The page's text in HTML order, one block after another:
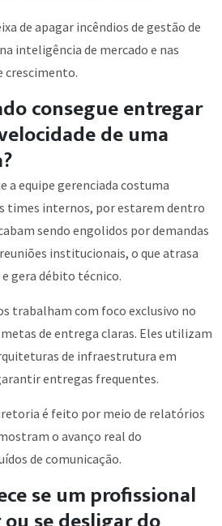
de apagar incêndios de gestão de
inteligência de mercado e nas
crescimento.
consegue entregar
de uma
a equipe gerenciada costuma
times internos, por estarem dentro
sendo engolidos por demandas
institucionais, o que atrasa
gera débito técnico.
trabalham com foco exclusivo no
de entrega claras. Eles utilizam
de infraestrutura em
entregas frequentes.
é feito por meio de relatórios
o avanço real do
de comunicação.
se um profissional